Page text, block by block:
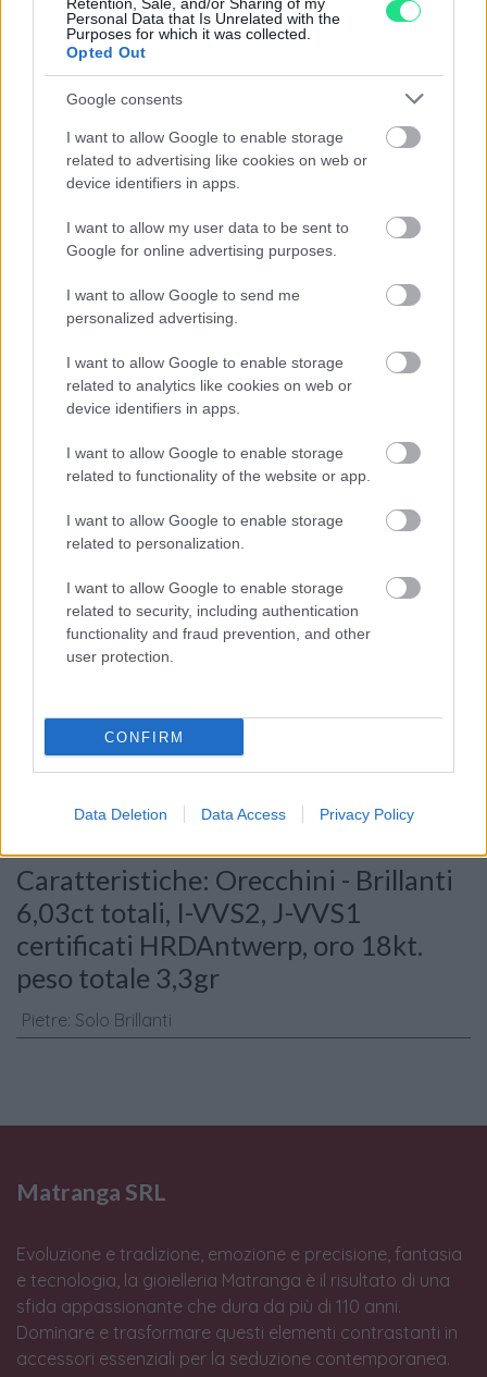
Personal Data that Is Unrelated with the
Purposes for which it was collected.
Opted Out
Google consents
I want to allow Google to enable storage
related to advertising like cookies on web or
device identifiers in apps.
I want to allow my user data to be sent to
Google for online advertising purposes.
I want to allow Google to send me
personalized advertising.
I want to allow Google to enable storage
related to analytics like cookies on web or
device identifiers in apps.
I want to allow Google to enable storage
related to functionality of the website or app.
I want to allow Google to enable storage
related to personalization.
I want to allow Google to enable storage
related to security, including authentication
functionality and fraud prevention, and other
user protection.
CONFIRM
Data Deletion Data Access Privacy Policy
Contattaci per richiedere maggiori
informazioni o prenotare una
videochiamata:
Cognome e Nome *
*
La tua richiesta *
trattamento dati
Caratteristiche: Orecchini - Brillanti
6,03ct totali, I-VVS2, J-VVS1
certificati HRDAntwerp, oro 18kt.
peso totale 3,3gr
Pietre: Solo Brillanti
Matranga SRL
Evoluzione e tradizione, emozione e precisione, fantasia
e tecnologia, la gioielleria Matranga è il risultato di una
sfida appassionante che dura da più di 110 anni.
Dominare e trasformare questi elementi contrastanti in
accessori essenziali per la seduzione contemporanea.